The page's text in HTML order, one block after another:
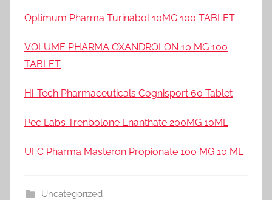
Optimum Pharma Turinabol 10MG 100 TABLET
VOLUME PHARMA OXANDROLON 10 MG 100
TABLET
Hi-Tech Pharmaceuticals Cognisport 60 Tablet
Pec Labs Trenbolone Enanthate 200MG 10ML
UFC Pharma Masteron Propionate 100 MG 10 ML
Uncategorized